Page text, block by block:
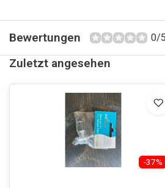
Bewertungen 0/5
Zuletzt angesehen
-37%